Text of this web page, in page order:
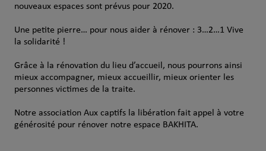
nouveaux espaces sont prévus pour 2020.
Une petite pierre… pour nous aider à rénover : 3…2…1 Vive
la solidarité !
Grâce à la rénovation du lieu d’accueil, nous pourrons ainsi
mieux accompagner, mieux accueillir, mieux orienter les
personnes victimes de la traite.
Notre association Aux captifs la libération fait appel à votre
générosité pour rénover notre espace BAKHITA.